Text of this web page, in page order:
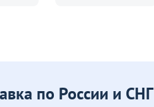
по России и СНГ